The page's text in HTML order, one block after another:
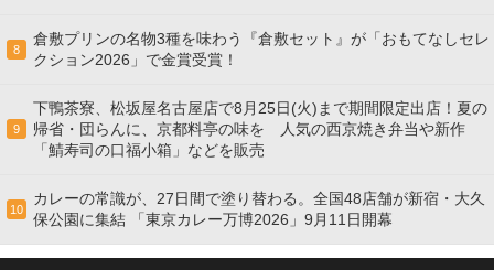
8
倉敷プリンの名物3種を味わう『倉敷セット』が「おもてなしセレ
クション2026」で金賞受賞！
9
下鴨茶寮、松坂屋名古屋店で8月25日(火)まで期間限定出店！夏の
帰省・団らんに、京都料亭の味を 人気の西京焼き弁当や新作
「鯖寿司の口福小箱」などを販売
10
カレーの常識が、27日間で塗り替わる。全国48店舗が新宿・大久
保公園に集結 「東京カレー万博2026」9月11日開幕